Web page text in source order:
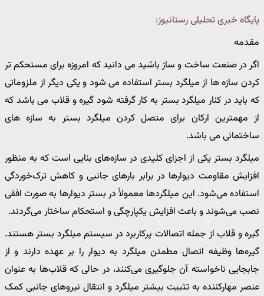
پایگاه خبری تحلیلی رستانیوز:
مقدمه
اگر در صنعت ساخت و ساز باشید می دانید که امروزه برای مستحکم تر
کردن سازه ها از میلگرد بستر استفاده می شود و یکی دیگر از ملزوماتی
که باید در کنار میلگرد بستر به کار گرفته شود گیره و قلاب می باشد که
از مهمترین ارکان برای متصل کردن میلگرد بستر به سازه های
ساختمانی می باشد.
میلگرد بستر یکی از اجزای کلیدی در سازه‌های بنایی است که به منظور
افزایش مقاومت دیوارها در برابر بارهای جانبی و کاهش ترک‌خوردگی
استفاده می‌شود. این میلگردها معمولاً در بستر دیوارها به صورت افقی
نصب می‌شوند و باعث افزایش یکپارچگی و استحکام ساختار می‌گردند.
گیره و قلاب از جمله اتصالات پرکاربرد در سیستم میلگرد بستر هستند.
گیره‌ها وظیفه اتصال مطمئن میلگرد به دیوار را بر عهده دارند و از
جابجایی ناخواسته آن جلوگیری می‌کنند، در حالی که قلاب‌ها به عنوان
عنصر مهارکننده به تثبیت بیشتر میلگرد و انتقال نیروهای جانبی کمک